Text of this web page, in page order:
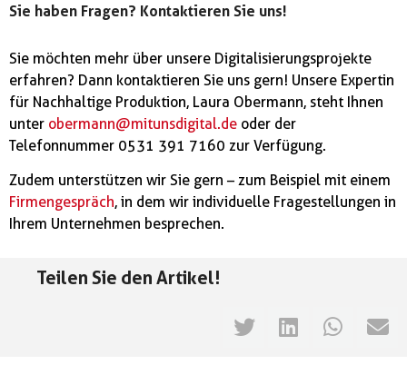
Sie haben Fragen? Kontaktieren Sie uns!
Sie möchten mehr über unsere Digitalisierungsprojekte
erfahren? Dann kontaktieren Sie uns gern! Unsere Expertin
für Nachhaltige Produktion, Laura Obermann, steht Ihnen
unter obermann@mitunsdigital.de oder der
Telefonnummer 0531 391 7160 zur Verfügung.
Zudem unterstützen wir Sie gern – zum Beispiel mit einem
Firmengespräch, in dem wir individuelle Fragestellungen in
Ihrem Unternehmen besprechen.
Teilen Sie den Artikel!